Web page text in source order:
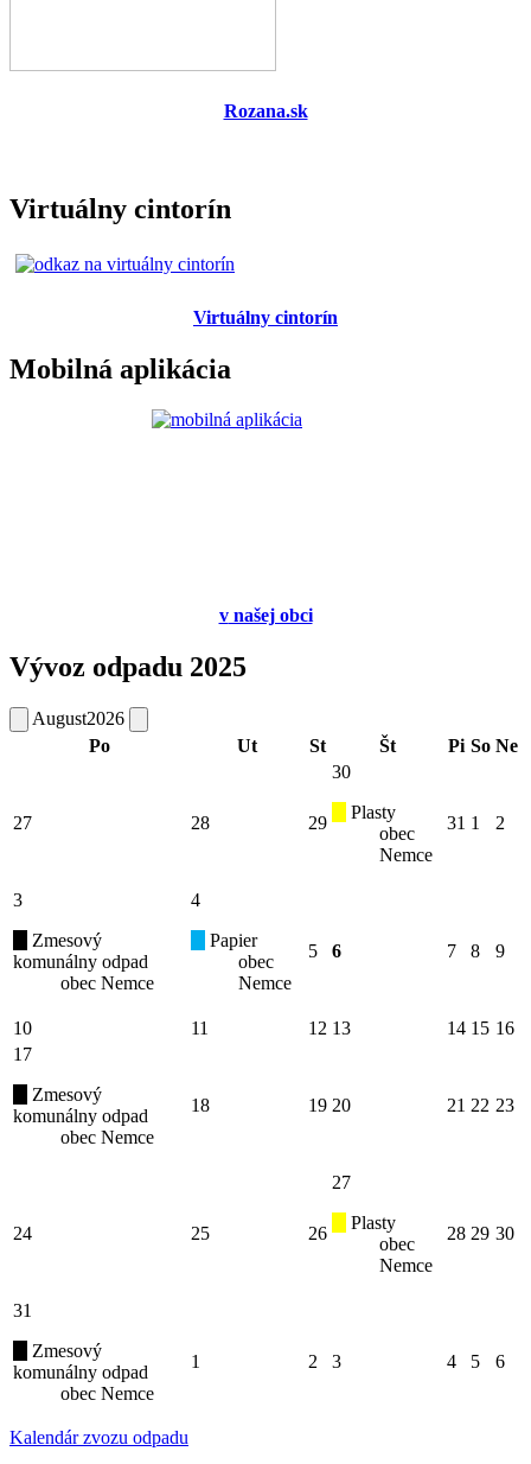
Rozana.sk
Virtuálny cintorín
Virtuálny cintorín
Mobilná aplikácia
vnašej obci
Vývoz odpadu 2025
August2026
Po
Ut St Št Pi So Ne
27 28 29
30
Plasty
obec
Nemce
31 1 2
3
Zmesový
komunálny odpad
obec Nemce
4
Papier
obec
Nemce
5 6 7 8 9
10 11 12 13 14 15 16
17
Zmesový
komunálny odpad
obec Nemce
18 19 20 21 22 23
24 25 26
27
Plasty
obec
Nemce
28 29 30
31
Zmesový
komunálny odpad
obec Nemce
1 2 3 4 5 6
Kalendár zvozu odpadu